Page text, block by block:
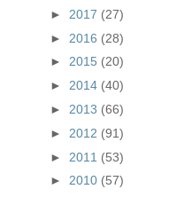
► 2017 (27)
► 2016 (28)
► 2015 (20)
► 2014 (40)
► 2013 (66)
► 2012 (91)
► 2011 (53)
► 2010 (57)